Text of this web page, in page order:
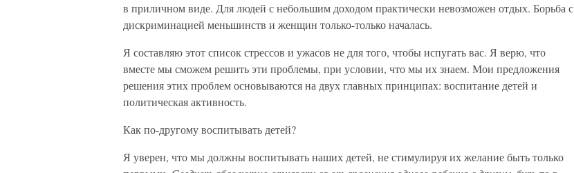
в приличном виде. Для людей с небольшим доходом практически невозможен отдых. Борьба с
дискриминацией меньшинств и женщин только-только началась.
Я составляю этот список стрессов и ужасов не для того, чтобы испугать вас. Я верю, что
вместе мы сможем решить эти проблемы, при условии, что мы их знаем. Мои предложения
решения этих проблем основываются на двух главных принципах: воспитание детей и
политическая активность.
Как по-другому воспитывать детей?
Я уверен, что мы должны воспитывать наших детей, не стимулируя их желание быть только